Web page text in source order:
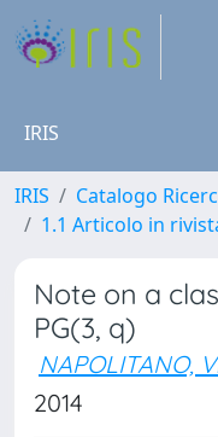
IRIS
IRIS Catalogo
1.1 Articolo in
Note on a
PG(3, q)
NAPOLITANO,
2014